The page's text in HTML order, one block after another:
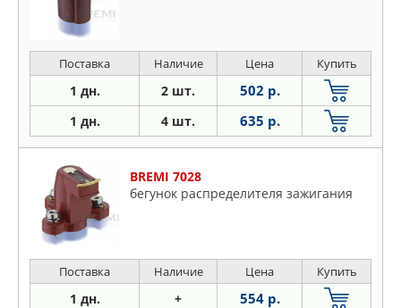
Поставка Наличие Цена Купить
1 дн. 2 шт. 502 р.
1 дн. 4 шт. 635 р.
BREMI 7028
бегунок распределителя зажигания
Поставка Наличие Цена Купить
1 дн. + 554 р.